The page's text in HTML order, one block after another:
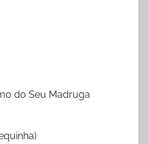
do Seu Madruga